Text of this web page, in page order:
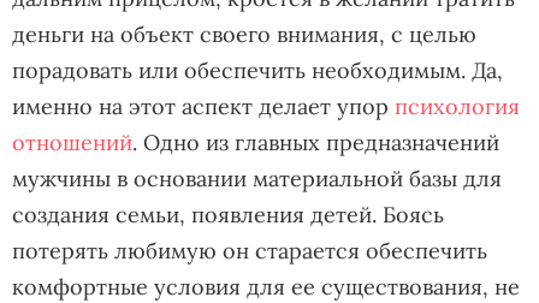
деньги на объект своего внимания, с целью
порадовать или обеспечить необходимым. Да,
именно на этот аспект делает упор психология
отношений. Одно из главных предназначений
мужчины в основании материальной базы для
создания семьи, появления детей. Боясь
потерять любимую он старается обеспечить
комфортные условия для ее существования, не